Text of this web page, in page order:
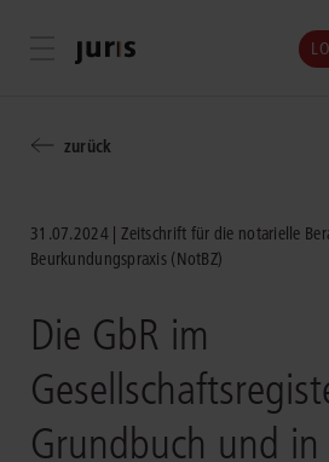
Menü öffnen
zurück
31.07.2024
Zeitschrift für die notarielle
Beurkundungspraxis (NotBZ)
Die GbR im
Grundbuch und in